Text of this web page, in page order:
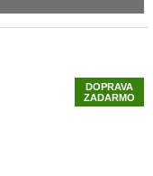
DOPRAVA
ZADARMO